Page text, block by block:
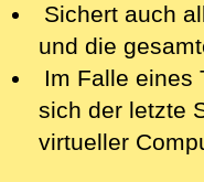
Sichert auch
und die
Im Falle eines
sich der letzte
virtueller